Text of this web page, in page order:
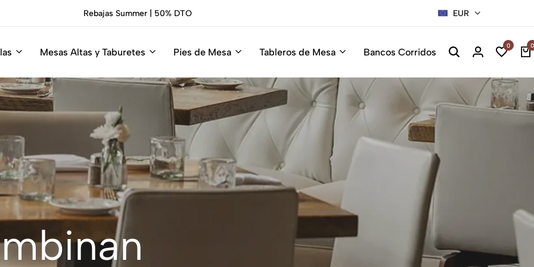
Sillas Premium Hosteleria.Descúbrelas EUR
Mesas Altas y Taburetes Pies de Mesa Tableros de Mesa Bancos Corridos
0 0